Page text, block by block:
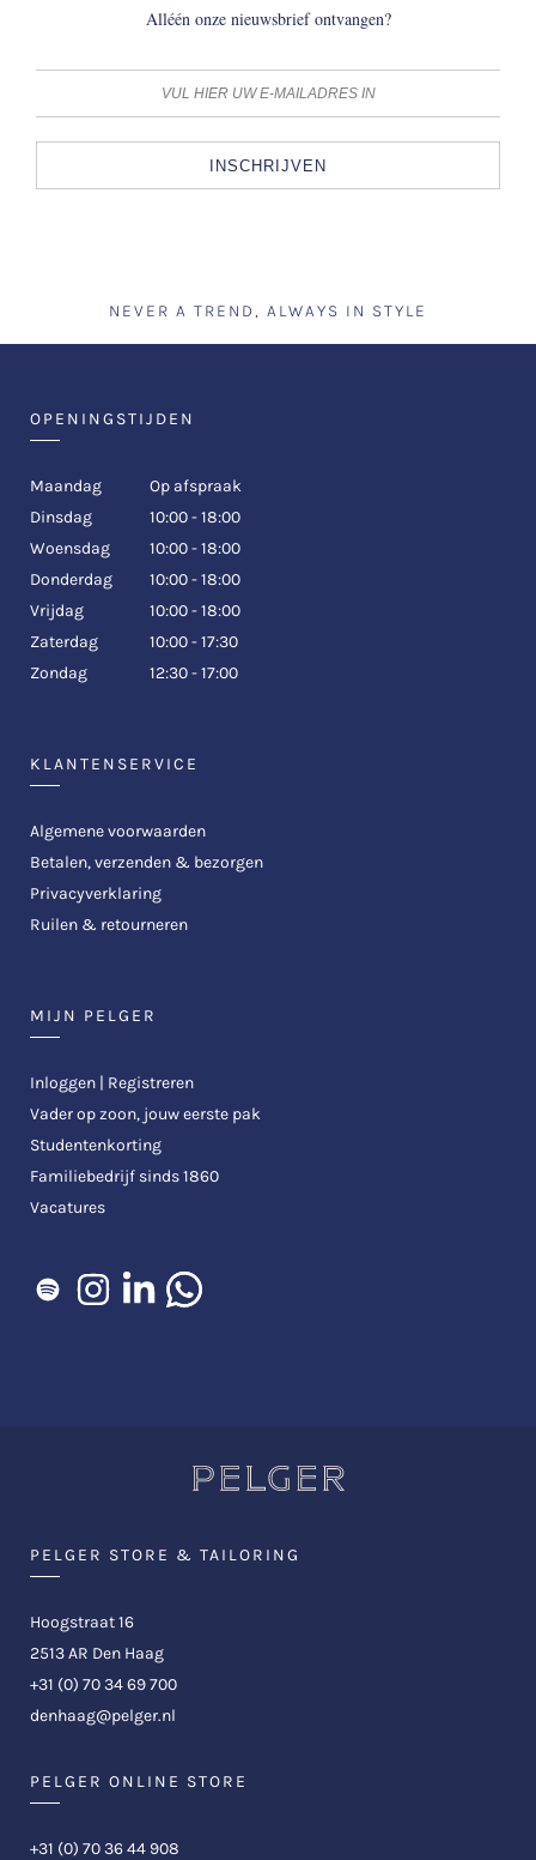
Alléén onze nieuwsbrief ontvangen?
INSCHRIJVEN
NEVER A TREND, ALWAYS IN STYLE
OPENINGSTIJDEN
Maandag
Op afspraak
Dinsdag
10:00 - 18:00
Woensdag
10:00 - 18:00
Donderdag
10:00 - 18:00
Vrijdag
10:00 - 18:00
Zaterdag
10:00 - 17:30
Zondag
12:30 - 17:00
KLANTENSERVICE
Algemene voorwaarden
Betalen, verzenden & bezorgen
Privacyverklaring
Ruilen & retourneren
MIJN PELGER
Inloggen | Registreren
Vader op zoon, jouw eerste pak
Studentenkorting
Familiebedrijf sinds 1860
Vacatures
PELGER STORE & TAILORING
Hoogstraat 16
2513 AR Den Haag
+31 (0) 70 34 69 700
denhaag@pelger.nl
PELGER ONLINE STORE
+31 (0) 70 36 44 908